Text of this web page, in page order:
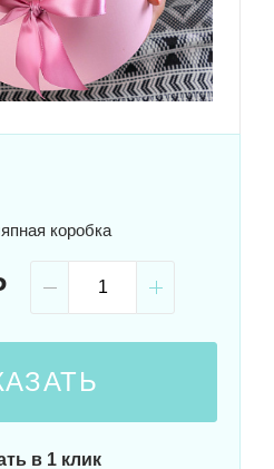
коробка
в 1 клик